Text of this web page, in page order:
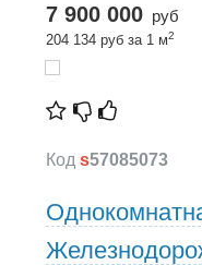
7 900 000 руб
204 134 руб за 1 м2
Код s57085073